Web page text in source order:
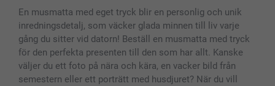
Fotoalmanackor & Fotoagenda
Fotoramar & Tillbehör
Presentkort
Alla fotoprodukter
Investor Relations
Status på beställningar
En musmatta med eget tryck blir en personlig och unik
inredningsdetalj, som väcker glada minnen till liv varje
gång du sitter vid datorn! Beställ en musmatta med tryck
för den perfekta presenten till den som har allt. Kanske
väljer du ett foto på nära och kära, en vacker bild från
semestern eller ett porträtt med husdjuret? När du vill